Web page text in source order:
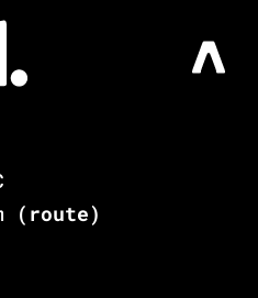
(route)